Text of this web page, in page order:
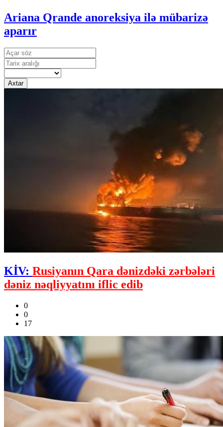
Ariana Qrande anoreksiya ilə mübarizə
aparır
Axtar
KİV: Rusiyanın Qara dənizdəki zərbələri
dəniz nəqliyyatını iflic edib
0
0
17